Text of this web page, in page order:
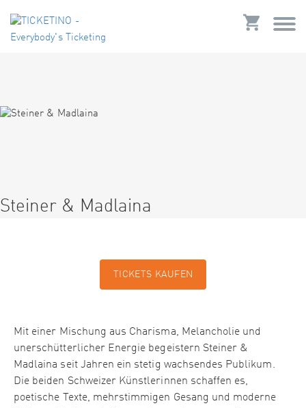
Steiner & Madlaina
TICKETS KAUFEN
Mit einer Mischung aus Charisma, Melancholie und
unerschütterlicher Energie begeistern Steiner &
Madlaina seit Jahren ein stetig wachsendes Publikum.
Die beiden Schweizer Künstlerinnen schaffen es,
poetische Texte, mehrstimmigen Gesang und moderne